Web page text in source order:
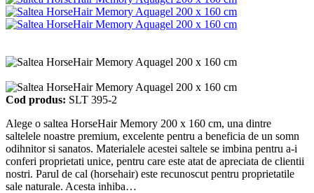
Cod produs: SLT 395-2
Alege o saltea HorseHair Memory 200 x 160 cm, una dintre
saltelele noastre premium, excelente pentru a beneficia de un somn
odihnitor si sanatos. Materialele acestei saltele se imbina pentru a-i
conferi proprietati unice, pentru care este atat de apreciata de clientii
nostri. Parul de cal (horsehair) este recunoscut pentru proprietatile
sale naturale. Acesta inhiba…